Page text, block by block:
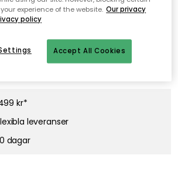
kr*
leveranser
dagar
experience of the website. Our privacy
policy
Accept All Cookies